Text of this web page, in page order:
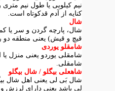
نیم کیلویی یا طول نیم متری
کنایه از آدم قدکوتاه است.
شال
شال، پارچه گردن و سر یا
قیچ و قیش) یعنی منطقه دو
شامقلو یوردی
شامقلی یوردو یعنی منزل
شامقلی.
شاهعلی بیگلو / شال بیگلو
شال بَی لی یعنی اهل شال
لی باشد یعنی دارای لرزش و